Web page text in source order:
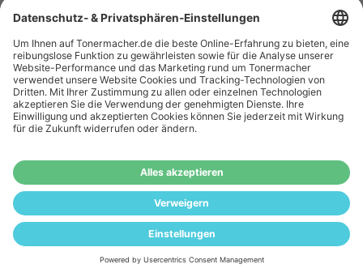
Canon imageRUNNER 2525 i
Canon imageRUNNER 2530
Canon imageRUNNER 2535
Canon imageRUNNER 2535 i
Canon imageRUNNER 2545
Canon imageRUNNER 2545 i
Canon imageRUNNER 2630 i
Canon imageRUNNER 2645 i
Canon imageRUNNER 2725 i
Canon imageRUNNER 2730 i
Canon imageRUNNER 2745 i
Canon imageRUNNER
Canon imageRUNNER
Advance C 2225
Canon imageRUNNER
Advance C 2225 i
Canon imageRUNNER
Canon imageRUNNER
Advance C 2230 i
Canon imageRUNNER
Advance C 3025 i
Canon imageRUNNER
Advance C 3320
Canon imageRUNNER